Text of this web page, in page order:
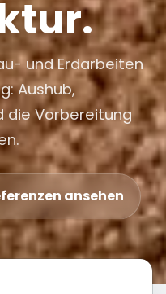
und Erdarbeiten
Aushub,
die Vorbereitung
ansehen